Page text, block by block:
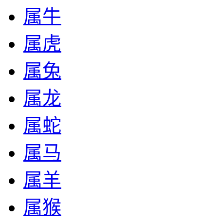
属牛
属虎
属兔
属龙
属蛇
属马
属羊
属猴